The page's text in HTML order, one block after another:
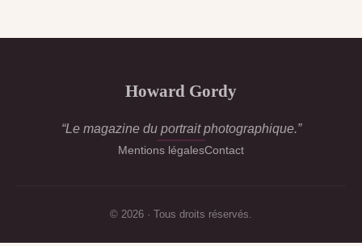
Howard Gordy
“Le magazine du portrait photographique.”
Mentions légalesContact
© 2026 · Tous droits réservés.